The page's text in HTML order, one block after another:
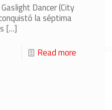
Dancer (City
la séptima
[…]
Read more